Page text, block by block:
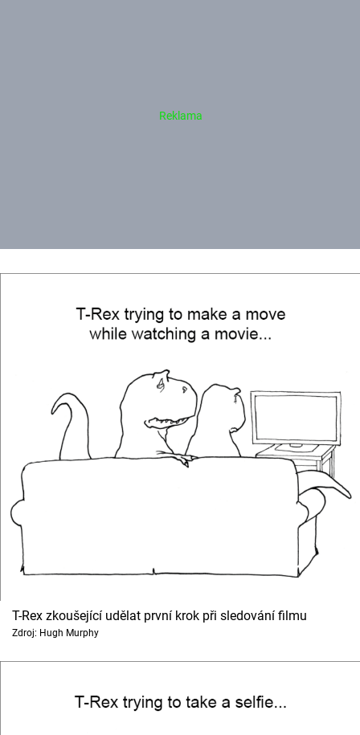
T-Rex zkoušející udělat první krok při sledování filmu
Zdroj: Hugh Murphy